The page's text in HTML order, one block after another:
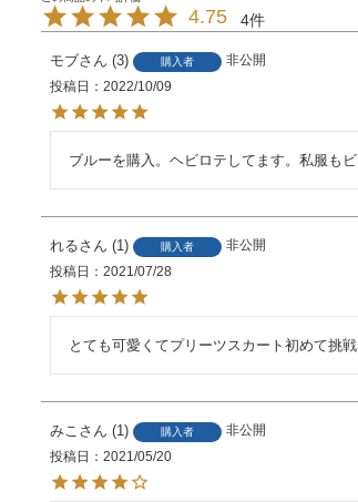
4.75 4
モブ 3 購入者
非公開
投稿日
2022/10/09
ブルーを購入。ヘビロテしてます。私服も
れる 1 購入者
非公開
投稿日
2021/07/28
とても可愛くてプリーツスカート初めて挑
みこ 1 購入者
非公開
投稿日
2021/05/20